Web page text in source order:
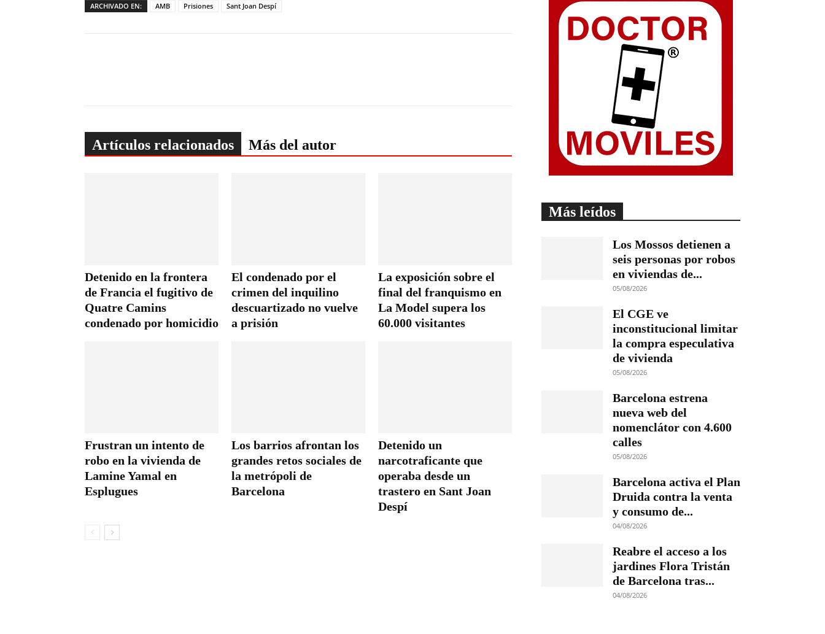
ARCHIVADO EN: AMB Prisiones Sant Joan Despí
Artículos relacionados Más del autor
Detenido en la frontera
de Francia el fugitivo de
Quatre Camins
condenado por homicidio
El condenado por el
crimen del inquilino
descuartizado no vuelve
a prisión
La exposición sobre el
final del franquismo en
La Model supera los
60.000 visitantes
Frustran un intento de
robo en la vivienda de
Lamine Yamal en
Esplugues
Los barrios afrontan los
grandes retos sociales de
la metrópoli de
Barcelona
Detenido un
narcotraficante que
operaba desde un
trastero en Sant Joan
Despí
Más leídos
Los Mossos detienen a
seis personas por robos
en viviendas de...
05/08/2026
El CGE ve
inconstitucional limitar
la compra especulativa
de vivienda
05/08/2026
Barcelona estrena
nueva web del
nomenclátor con 4.600
calles
05/08/2026
Barcelona activa el Plan
Druida contra la venta
y consumo de...
04/08/2026
Reabre el acceso a los
jardines Flora Tristán
de Barcelona tras...
04/08/2026